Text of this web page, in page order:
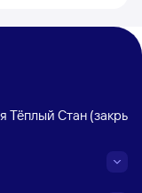
Тёплый Стан